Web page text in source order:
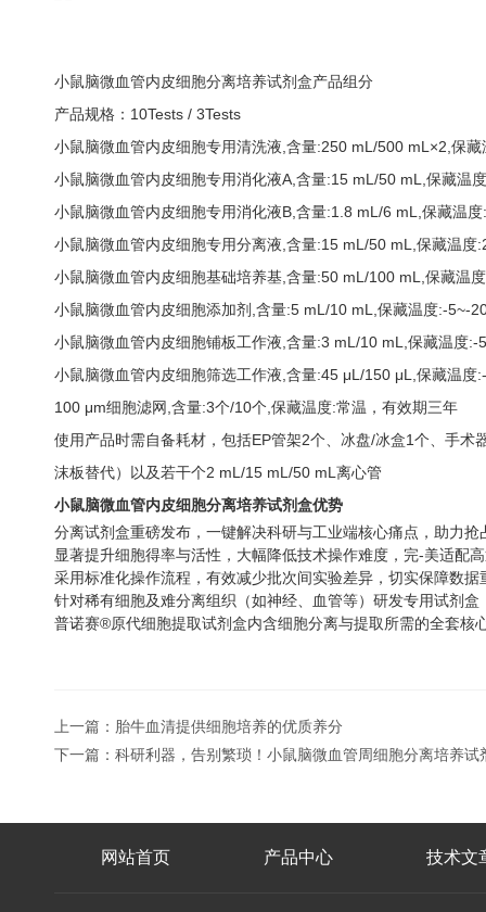
小鼠脑微血管内皮细胞分离培养试剂盒产品组分
产品规格：10Tests / 3Tests
小鼠脑微血管内皮细胞专用清洗液,含量:250 mL/500 mL×2,保
小鼠脑微血管内皮细胞专用消化液A,含量:15 mL/50 mL,保藏温
小鼠脑微血管内皮细胞专用消化液B,含量:1.8 mL/6 mL,保藏温
小鼠脑微血管内皮细胞专用分离液,含量:15 mL/50 mL,保藏温
小鼠脑微血管内皮细胞基础培养基,含量:50 mL/100 mL,保藏温
小鼠脑微血管内皮细胞添加剂,含量:5 mL/10 mL,保藏温度:-5~-
小鼠脑微血管内皮细胞铺板工作液,含量:3 mL/10 mL,保藏温度
小鼠脑微血管内皮细胞筛选工作液,含量:45 μL/150 μL,保藏温
100 μm细胞滤网,含量:3个/10个,保藏温度:常温，有效期三年
使用产品时需自备耗材，包括EP管架2个、冰盘/冰盒1个、手
沫板替代）以及若干个2 mL/15 mL/50 mL离心管
小鼠脑微血管内皮细胞分离培养试剂盒优势
分离试剂盒重磅发布，一键解决科研与工业端核心痛点，助力抢
显著提升细胞得率与活性，大幅降低技术操作难度，完-美适配
采用标准化操作流程，有效减少批次间实验差异，切实保障数据
针对稀有细胞及难分离组织（如神经、血管等）研发专用试剂
普诺赛®原代细胞提取试剂盒内含细胞分离与提取所需的全套
上一篇： 胎牛血清提供细胞培养的优质养分
下一篇： 科研利器，告别繁琐！小鼠脑微血管周细胞分离培养试
网站首页 产品中心 技术文